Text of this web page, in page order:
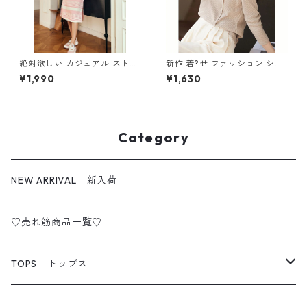
絶対欲しい カジュアル ストラ
イプ柄 刺繍 ニットワンピース
m-272
¥1,990
新作 着?せ ファッション シン
プル 長袖Tシャツ m-251
¥1,630
Category
NEW ARRIVAL｜新入荷
♡売れ筋商品一覧♡
TOPS｜トップス